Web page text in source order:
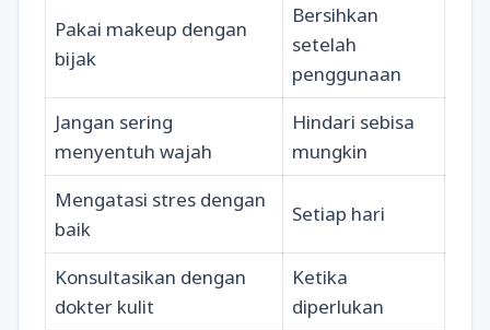
Pakai makeup dengan
bijak
Bersihkan
setelah
penggunaan
Jangan sering
menyentuh wajah
Hindari sebisa
mungkin
Mengatasi stres dengan
baik
Setiap hari
Konsultasikan dengan
dokter kulit
Ketika
diperlukan